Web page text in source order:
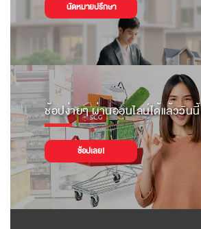
นัดหมายปรึกษา
ช้อปง่ายๆ ผ่านออนไลน์ได้แล้ววันนี้
ช้อปเลย!